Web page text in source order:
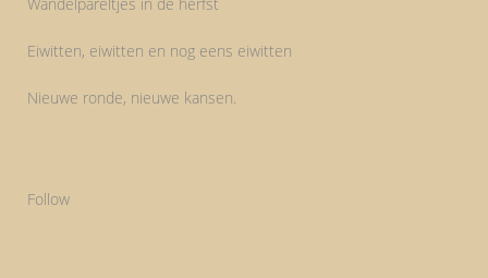
Eiwitten, eiwitten en nog eens eiwitten
Nieuwe ronde, nieuwe kansen.
Follow